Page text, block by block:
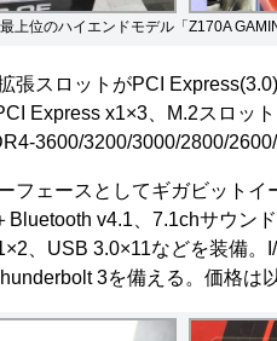
上位のハイエンドモデル「Z170A
張スロットがPCI
Express x1×3、M.2スロッ
3600/3200/3000/2800/
フェースとしてギガビットイ
Bluetooth v4.1、7.1chサウン
、USB 3.0×11などを装備。
3を備える。価格は